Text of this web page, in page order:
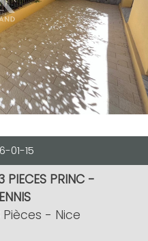
01-15
PIECES PRINC -
- Nice